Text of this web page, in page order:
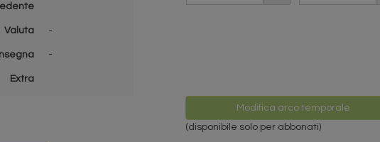
Valuta -
-
Extra
Modifica arco temporale
(disponibile solo per abbonati)